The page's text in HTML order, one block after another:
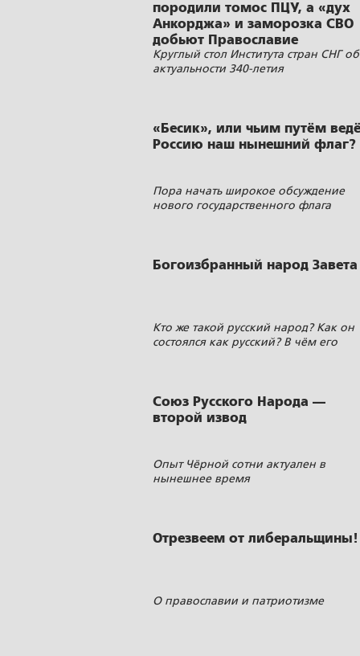
породили томос ПЦУ, а «дух
Анкорджа» и заморозка СВО
добьют Православие
Круглый стол Института стран СНГ об
актуальности 340-летия
папизма
«Бесик», или чьим путём
Россию наш нынешний флаг?
Пора начать широкое обсуждение
нового государственного флага
Богоизбранный народ Завета
Кто же такой русский народ? Как он
состоялся как русский? В чём его
Союз Русского Народа —
второй извод
Опыт Чёрной сотни актуален в
нынешнее время
Отрезвеем от либеральщины!
О православии и патриотизме